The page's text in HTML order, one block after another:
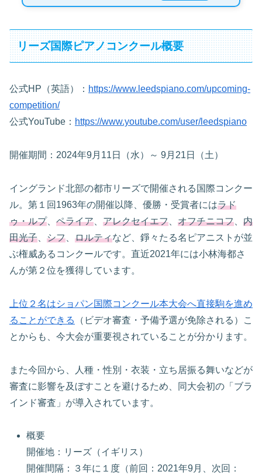
リーズ国際ピアノコンクール概要
公式HP（英語）： https://www.leedspiano.com/upcoming-
competition/
公式YouTube： https://www.youtube.com/user/leedspiano
開催期間：2024年9月11日（水）～ 9月21日（土）
イングランド北部の都市リーズで開催される国際コンクー
ル。第１回1963年の開催以降、優勝・受賞者にはラド
ゥ・ルプ、 ペライア アレクセイエフ オフチニコフ
内
田光子
シフ ロルティなど、錚々たる名ピアニストが並
ぶ権威あるコンクールです。直近2021年には小林海都さ
んが第２位を獲得しています。
上位２名はショパン国際コンクール本大会へ直接駒を進め
ることができる
（ビデオ審査・予備予選が免除される）こ
とからも、今大会が重要視されていることが分かります。
また今回から、人種・性別・衣装・立ち居振る舞いなどが
審査に影響を及ぼすことを避けるため、同大会初の「ブラ
インド審査」が導入されています。
概要
開催地：リーズ（イギリス）
開催間隔：３年に１度（前回：2021年9月、次回：